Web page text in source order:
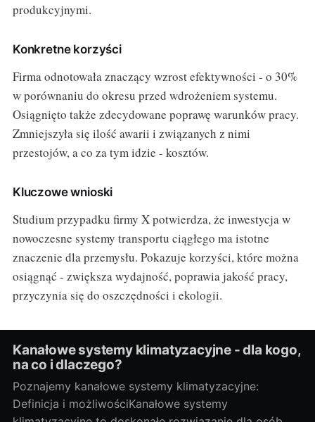
produkcyjnymi.
Konkretne korzyści
Firma odnotowała znaczący wzrost efektywności - o 30%
w porównaniu do okresu przed wdrożeniem systemu.
Osiągnięto także zdecydowane poprawę warunków pracy.
Zmniejszyła się ilość awarii i związanych z nimi
przestojów, a co za tym idzie - kosztów.
Kluczowe wnioski
Studium przypadku firmy X potwierdza, że inwestycja w
nowoczesne systemy transportu ciągłego ma istotne
znaczenie dla przemysłu. Pokazuje korzyści, które można
osiągnąć - zwiększa wydajność, poprawia jakość pracy,
przyczynia się do oszczędności i ekologii.
Kanałowe systemy klimatyzacyjne - dla kogo,
na co i dlaczego?
Poznajemy kanałowe systemy klimatyzacyjne:
Definicja i możliwościKanałowe systemy